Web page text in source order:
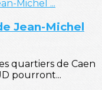
Jean-Michel
quartiers de Caen
pourront...